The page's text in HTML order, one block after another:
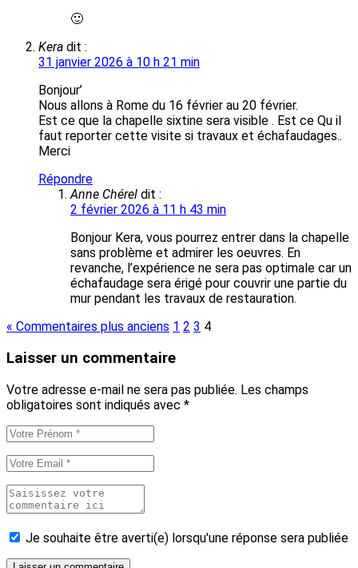
🙂​
Kera dit :
31 janvier 2026 à 10 h 21 min
Bonjour’
Nous allons à Rome du 16 février au 20 février.
Est ce que la chapelle sixtine sera visible . Est ce Qu il
faut reporter cette visite si travaux et échafaudages..
Merci
Répondre
Anne Chérel dit :
2 février 2026 à 11 h 43 min
Bonjour Kera, vous pourrez entrer dans la chapelle
sans problème et admirer les oeuvres. En
revanche, l’expérience ne sera pas optimale car un
échafaudage sera érigé pour couvrir une partie du
mur pendant les travaux de restauration.
« Commentaires plus anciens 1 2 3 4
Laisser un commentaire
Votre adresse e-mail ne sera pas publiée. Les champs
obligatoires sont indiqués avec *
Je souhaite être averti(e) lorsqu'une réponse sera publiée